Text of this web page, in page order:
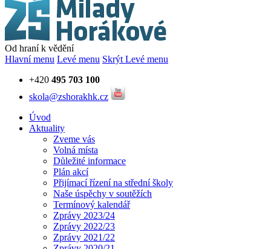
Od hraní k vědění
Hlavní menu Levé menu Skrýt Levé menu
+420 495 703 100
skola@zshorakhk.cz
Úvod
Aktuality
Zveme vás
Volná místa
Důležité informace
Plán akcí
Přijímací řízení na střední školy
Naše úspěchy v soutěžích
Termínový kalendář
Zprávy 2023/24
Zprávy 2022/23
Zprávy 2021/22